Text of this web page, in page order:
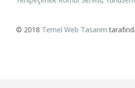
© 2018 Temel Web Tasarım